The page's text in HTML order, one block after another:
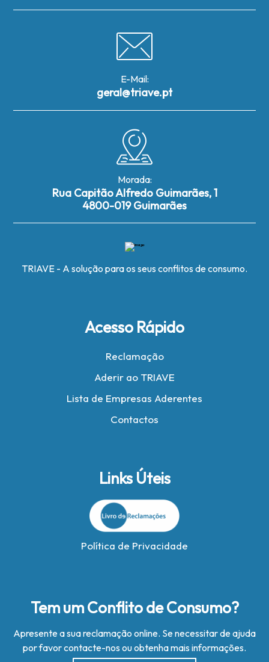
E-Mail:
geral@triave.pt
Morada:
Rua Capitão Alfredo Guimarães, 1
4800-019 Guimarães
TRIAVE - A solução para os seus conflitos de consumo.
Acesso Rápido
Reclamação
Aderir ao TRIAVE
Lista de Empresas Aderentes
Contactos
Links Úteis
Política de Privacidade
Tem um Conflito de Consumo?
Apresente a sua reclamação online. Se necessitar de ajuda
por favor contacte-nos ou obtenha mais informações.